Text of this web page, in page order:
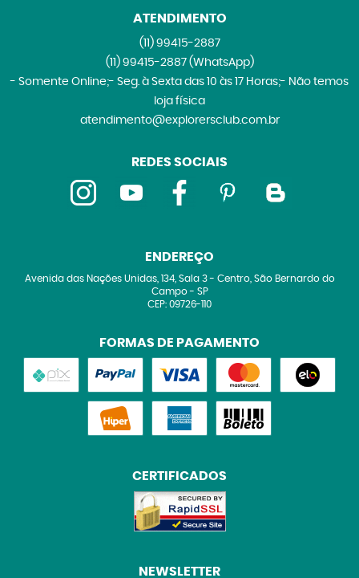
ATENDIMENTO
(11)99415-2887
(11)99415-2887 (WhatsApp)
- Somente Online;- Seg. à Sexta das 10 às 17 Horas;- Não temos
loja física
atendimento@explorersclub.com.br
REDES SOCIAIS
ENDEREÇO
Avenida das Nações Unidas, 134, Sala 3- Centro, São Bernardo do
Campo- SP
CEP: 09726-110
FORMAS DE PAGAMENTO
CERTIFICADOS
NEWSLETTER